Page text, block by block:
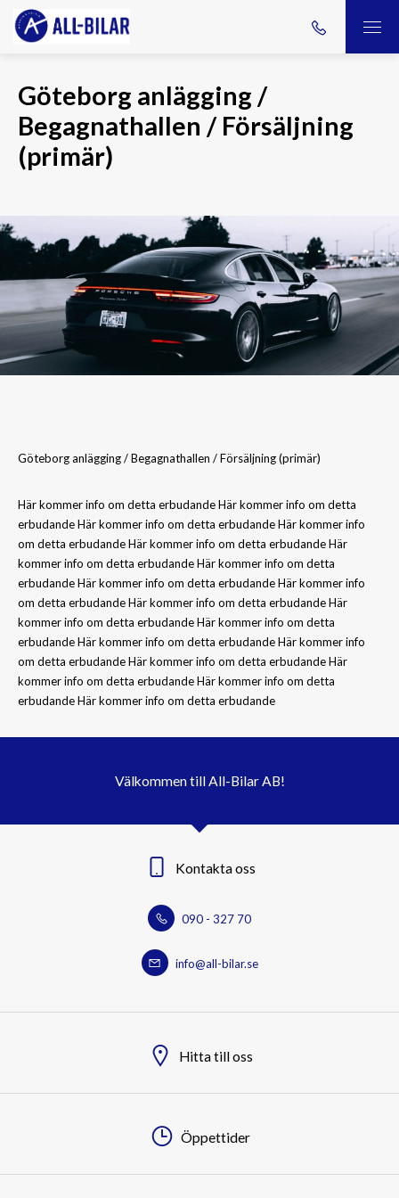
Göteborg anlägging /
Begagnathallen / Försäljning
(primär)
Göteborg anlägging / Begagnathallen / Försäljning (primär)
Här kommer info om detta erbudande Här kommer info om detta
erbudande Här kommer info om detta erbudande Här kommer info
om detta erbudande Här kommer info om detta erbudande Här
kommer info om detta erbudande Här kommer info om detta
erbudande Här kommer info om detta erbudande Här kommer info
om detta erbudande Här kommer info om detta erbudande Här
kommer info om detta erbudande Här kommer info om detta
erbudande Här kommer info om detta erbudande Här kommer info
om detta erbudande Här kommer info om detta erbudande Här
kommer info om detta erbudande Här kommer info om detta
erbudande Här kommer info om detta erbudande
Välkommen till All-Bilar AB!
Kontakta oss
090 - 327 70
info@all-bilar.se
Hitta till oss
Öppettider